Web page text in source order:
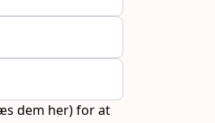
dem her) for at